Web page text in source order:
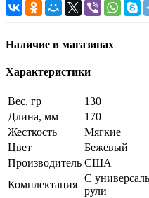
Наличие в магазинах
Характеристики
Вес, гр
130
Длина, мм
170
Жесткость
Мягкие
Цвет
Бежевый
Производитель США
Комплектация
С
рули